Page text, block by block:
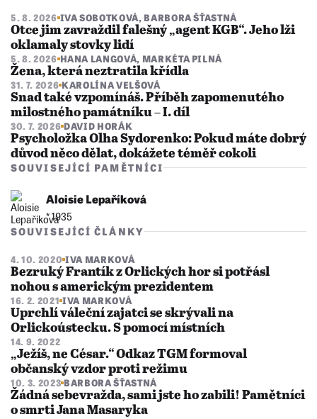
5. 8. 2026 IVA SOBOTKOVÁ, BARBORA ŠŤASTNÁ
Otce jim zavraždil falešný „agent KGB“. Jeho lži
oklamaly stovky lidí
5. 8. 2026 HANA LANGOVÁ, MARKÉTA PILNÁ
Žena, která neztratila křídla
31. 7. 2026 KAROLÍNA VELŠOVÁ
Snad také vzpomínáš. Příběh zapomenutého
milostného památníku – I. díl
30. 7. 2026 DAVID HORÁK
Psycholožka Olha Sydorenko: Pokud máte dobrý
důvod něco dělat, dokážete téměř cokoli
SOUVISEJÍCÍ PAMĚTNÍCI
Aloisie Lepaříková
* 1935
SOUVISEJÍCÍ ČLÁNKY
4. 10. 2020 IVA MARKOVÁ
Bezruký Frantík z Orlických hor si potřásl
nohou s americkým prezidentem
16. 2. 2021 IVA MARKOVÁ
Uprchlí váleční zajatci se skrývali na
Orlickoústecku. S pomocí místních
14. 9. 2022
„Ježíš, ne César.“ Odkaz TGM formoval
občanský vzdor proti režimu
10. 3. 2023 BARBORA ŠŤASTNÁ
Žádná sebevražda, sami jste ho zabili! Pamětníci
o smrti Jana Masaryka